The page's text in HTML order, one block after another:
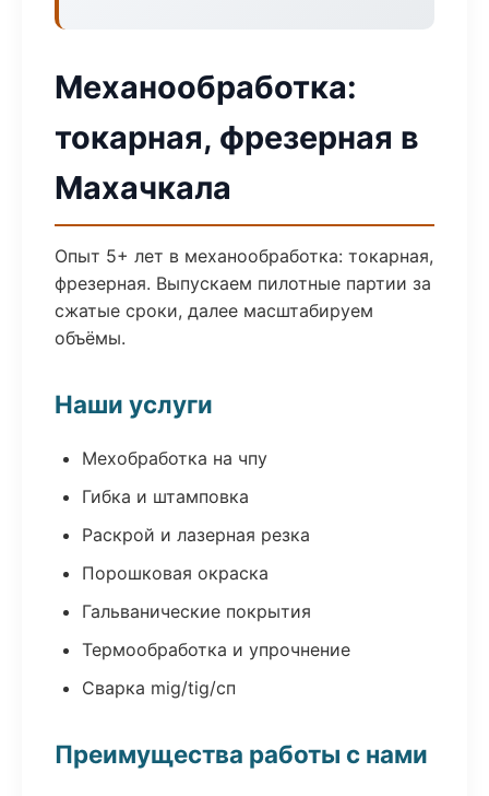
Механообработка:
токарная, фрезерная в
Махачкала
Опыт 5+ лет в механообработка: токарная,
фрезерная. Выпускаем пилотные партии за
сжатые сроки, далее масштабируем
объёмы.
Наши услуги
Мехобработка на чпу
Гибка и штамповка
Раскрой и лазерная резка
Порошковая окраска
Гальванические покрытия
Термообработка и упрочнение
Сварка mig/tig/сп
Преимущества работы с нами